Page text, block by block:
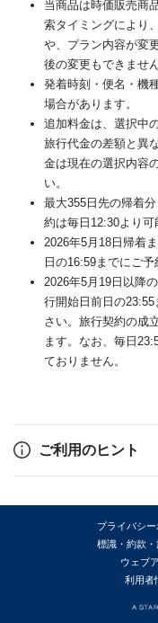
当商品は時価販売商
索タイミングにより
や、プラン内容が変
後の変更もできません
発着時刻・便名・機
場合があります。
追加料金は、選択中
旅行代金の差額と異
金は現在の選択内容
い。
最大355日先の帰着
約は毎日12:30より可
2026年5月18日帰着
日の16:59までにご予
2026年5月19日以降
行開始日前日の
さい。旅行契約の成
ます。なお、毎日
ておりません。
ご利用のヒント
プライバシ
標識・約款
ウェブ
利用者